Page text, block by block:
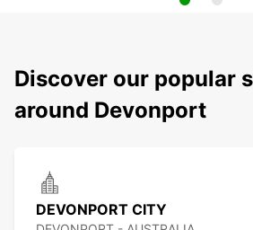
Discover our popular
around Devonport
DEVONPORT CITY